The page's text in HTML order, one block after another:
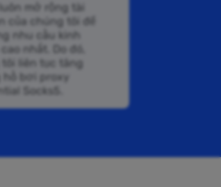
luôn mở rộng tài
của chúng tôi để
nhu cầu kinh
nhất. Do đó,
liên tục tăng
bơi proxy
Socks5.